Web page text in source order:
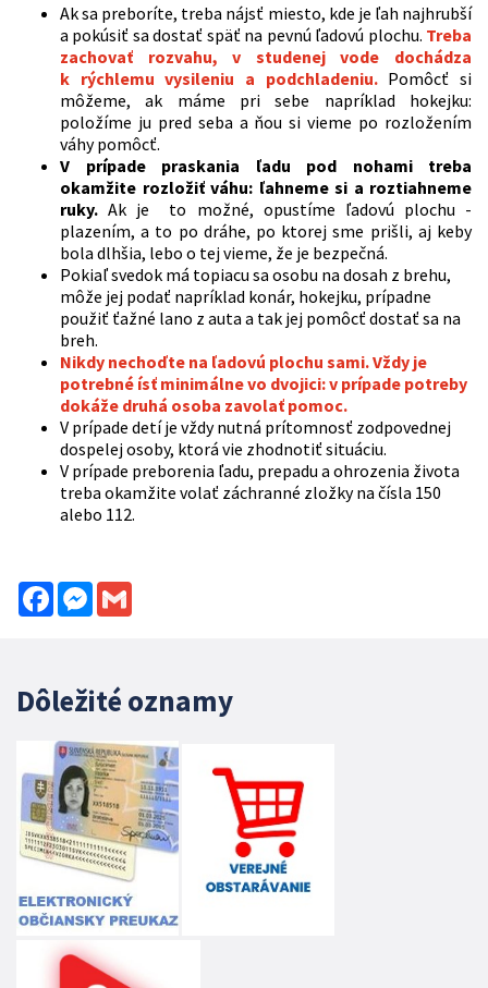
Ak sa preboríte, treba nájsť miesto, kde je ľah najhrubší
a pokúsiť sa dostať späť na pevnú ľadovú plochu. Treba
zachovať rozvahu, v studenej vode dochádza
k rýchlemu vysileniu a podchladeniu.Pomôcť si
môžeme, ak máme pri sebe napríklad hokejku:
položíme ju pred seba a ňou si vieme po rozložením
váhy pomôcť.
V prípade praskania ľadu pod nohami treba
okamžite rozložiť váhu: ľahneme si a roztiahneme
ruky. Ak je to možné, opustíme ľadovú plochu -
plazením, a to po dráhe, po ktorej sme prišli, aj keby
bola dlhšia, lebo o tej vieme, že je bezpečná.
Pokiaľ svedok má topiacu sa osobu na dosah z brehu,
môže jej podať napríklad konár, hokejku, prípadne
použiť ťažné lano z auta a tak jej pomôcť dostať sa na
breh.
Nikdy nechoďte na ľadovú plochu sami. Vždy je
potrebné ísť minimálne vo dvojici: v prípade potreby
dokáže druhá osoba zavolať pomoc.
V prípade detí je vždy nutná prítomnosť zodpovednej
dospelej osoby, ktorá vie zhodnotiť situáciu.
V prípade preborenia ľadu, prepadu a ohrozenia života
treba okamžite volať záchranné zložky na čísla 150
alebo 112.
FacebookMessenger
Dôležité oznamy